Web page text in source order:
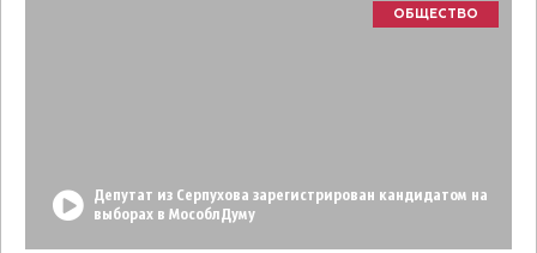
ОБЩЕСТВО
Депутат из Серпухова зарегистрирован кандидатом на
выборах в МособлДуму